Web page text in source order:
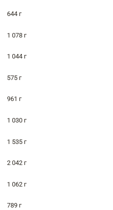
644 г
1 078 г
1 044 г
575 г
961 г
1 030 г
1 535 г
2 042 г
1 062 г
789 г